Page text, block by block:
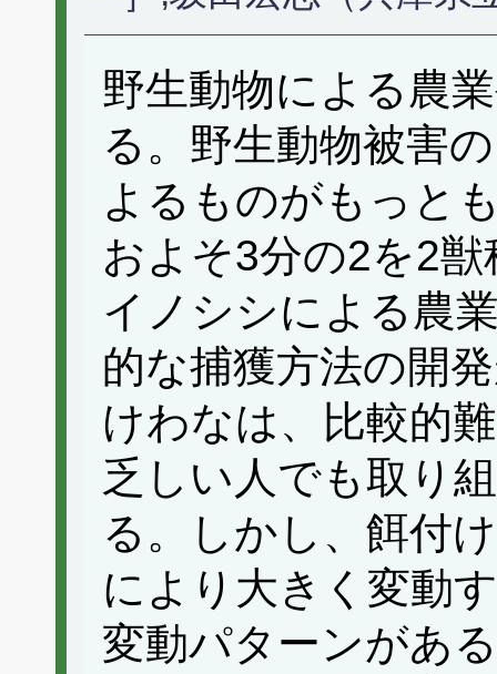
野生動物による農
る。野生動物被害
よるものがもっと
およそ3分の2を2
イノシシによる農
的な捕獲方法の開
けわなは、比較的
乏しい人でも取り
る。しかし、餌付
により大きく変動
変動パターンがあ